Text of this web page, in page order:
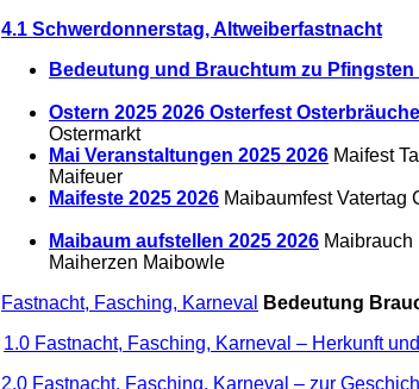
4.1 Schwerdonnerstag, Altweiberfastnacht
Bedeutung und Brauchtum zu Pfingsten
Ostern 2025 2026 Osterfest Osterbräuche
Ostermarkt
Mai Veranstaltungen 2025 2026 Maifest
Maifeuer
Maifeste 2025 2026 Maibaumfest Vatertag
Maibaum aufstellen 2025 2026
Maiherzen Maibowle
Fastnacht, Fasching, Karneval
Bedeutung
1.0 Fastnacht, Fasching, Karneval – Herkunft
2.0 Fastnacht, Fasching, Karneval – zur